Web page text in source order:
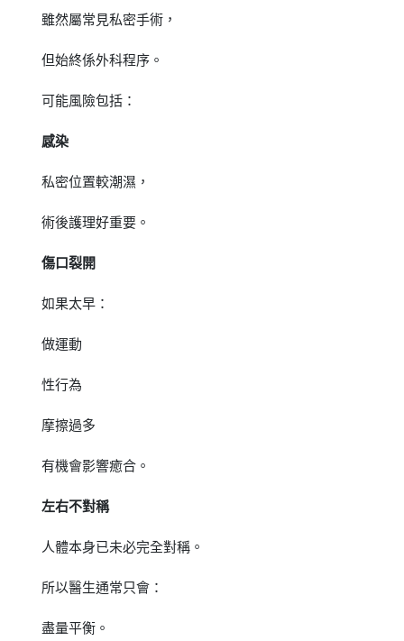
雖然屬常見私密手術，
但始終係外科程序。
可能風險包括：
感染
私密位置較潮濕，
術後護理好重要。
傷口裂開
如果太早：
做運動
性行為
摩擦過多
有機會影響癒合。
左右不對稱
人體本身已未必完全對稱。
所以醫生通常只會：
盡量平衡。